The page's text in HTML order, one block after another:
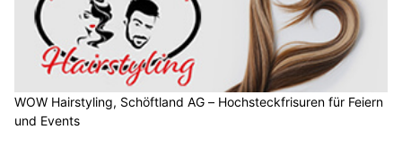
WOW Hairstyling, Schöftland AG – Hochsteckfrisuren für Feiern
und Events